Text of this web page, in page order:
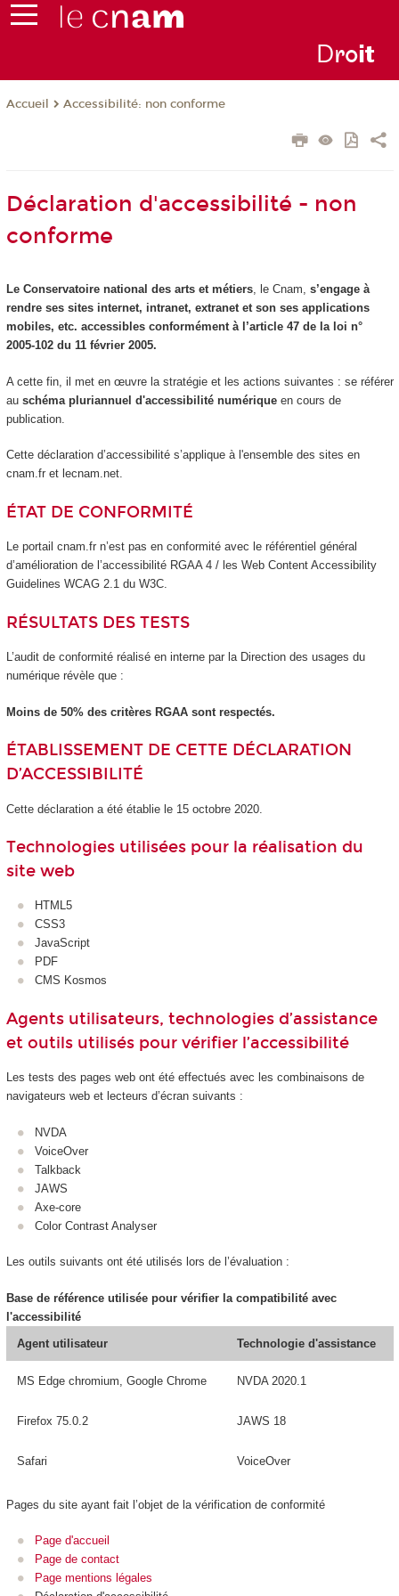
Droit
Accueil Accessibilité: non conforme
Déclaration d'accessibilité - non
conforme
Le Conservatoire national des arts et métiers, le Cnam, s’engage à
rendre ses sites internet, intranet, extranet et son ses applications
mobiles, etc. accessibles conformément à l’article 47 de la loi n°
2005-102 du 11 février 2005.
A cette fin, il met en œuvre la stratégie et les actions suivantes : se référer
au schéma pluriannuel d'accessibilité numériqueen cours de
publication.
Cette déclaration d’accessibilité s’applique à l'ensemble des sites en
cnam.fr et lecnam.net.
ÉTAT DE CONFORMITÉ
Le portail cnam.fr n’est pas en conformité avec le référentiel général
d’amélioration de l’accessibilité RGAA 4 / les Web Content Accessibility
Guidelines WCAG 2.1 du W3C.
RÉSULTATS DES TESTS
L’audit de conformité réalisé en interne par la Direction des usages du
numérique révèle que :
Moins de 50% des critères RGAA sont respectés.
ÉTABLISSEMENT DE CETTE DÉCLARATION
D’ACCESSIBILITÉ
Cette déclaration a été établie le 15 octobre 2020.
Technologies utilisées pour la réalisation du
site web
HTML5
CSS3
JavaScript
PDF
CMS Kosmos
Agents utilisateurs, technologies d’assistance
et outils utilisés pour vérifier l’accessibilité
Les tests des pages web ont été effectués avec les combinaisons de
navigateurs web et lecteurs d’écran suivants :
NVDA
VoiceOver
Talkback
JAWS
Axe-core
Color Contrast Analyser
Les outils suivants ont été utilisés lors de l’évaluation :
Base de référence utilisée pour vérifier la compatibilité avec
l'accessibilité
Agent utilisateur
Technologie d'assistance
MS Edge chromium, Google Chrome NVDA 2020.1
Firefox 75.0.2 JAWS 18
Safari VoiceOver
Pages du site ayant fait l’objet de la vérification de conformité
Page d'accueil
Page de contact
Page mentions légales